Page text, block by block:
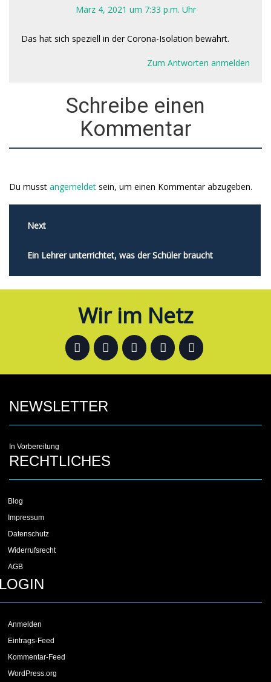
März 4, 2021 um 7:33 p.m. Uhr
Das hat sich speziell in der Corona-Isolation bewährt.
Zum Antworten anmelden
Schreibe einen
Kommentar
Du musst angemeldet sein, um einen Kommentar abzugeben.
Next
Ein Lehrer unterrichtet, was der Schüler braucht
Wir im Netz
NEWSLETTER
In Vorbereitung
RECHTLICHES
Blog
Impressum
Datenschutz
Widerrufsrecht
AGB
Anmelden
Eintrags-Feed
Kommentar-Feed
WordPress.org